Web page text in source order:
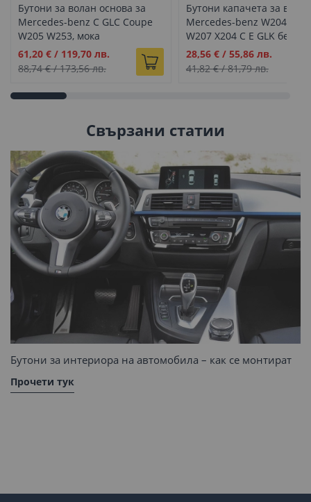
Бутони за волан основа за
Mercedes-benz C GLC Coupe
W205 W253, мока
Промо
цена
61,20 € / 119,70 лв.
88,74 €/173,56 лв.
Бутони капачета за
Mercedes-benz W204
W207 X204 C E GLK
Промо
цена
28,56 €/ 55,86 лв.
41,82 €/81,79 лв.
Свързани статии
Бутони за интериора на автомобила – как се монтират
Прочети тук